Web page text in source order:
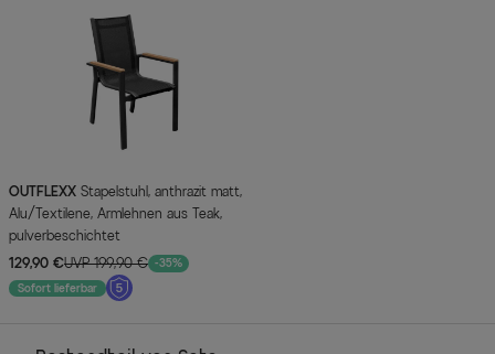
OUTFLEXX
Alu/Textilene, Armlehnen aus Teak,
pulverbeschichtet
129,90 €UVP 199,90 € -35%
Sofort lieferbar